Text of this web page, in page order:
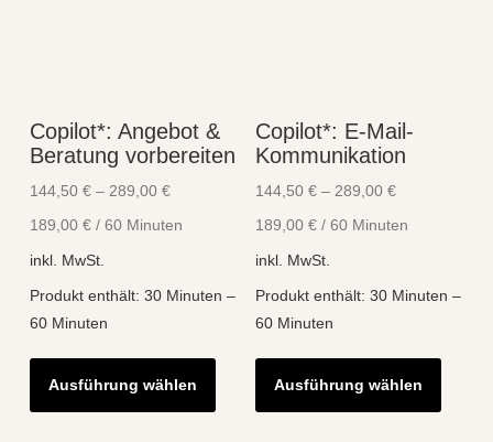
Copilot*: Angebot &
Beratung vorbereiten
144,50 €– 289,00 €
189,00 €/ 60 Minuten
inkl. MwSt.
Produkt enthält: 30 Minuten –
60 Minuten
Ausführung wählen
Dieses
Produkt
weist
Copilot*: E-Mail-
Kommunikation
144,50 €– 289,00 €
189,00 €/ 60 Minuten
inkl. MwSt.
Produkt enthält: 30 Minuten –
60 Minuten
Ausführung wählen
weist